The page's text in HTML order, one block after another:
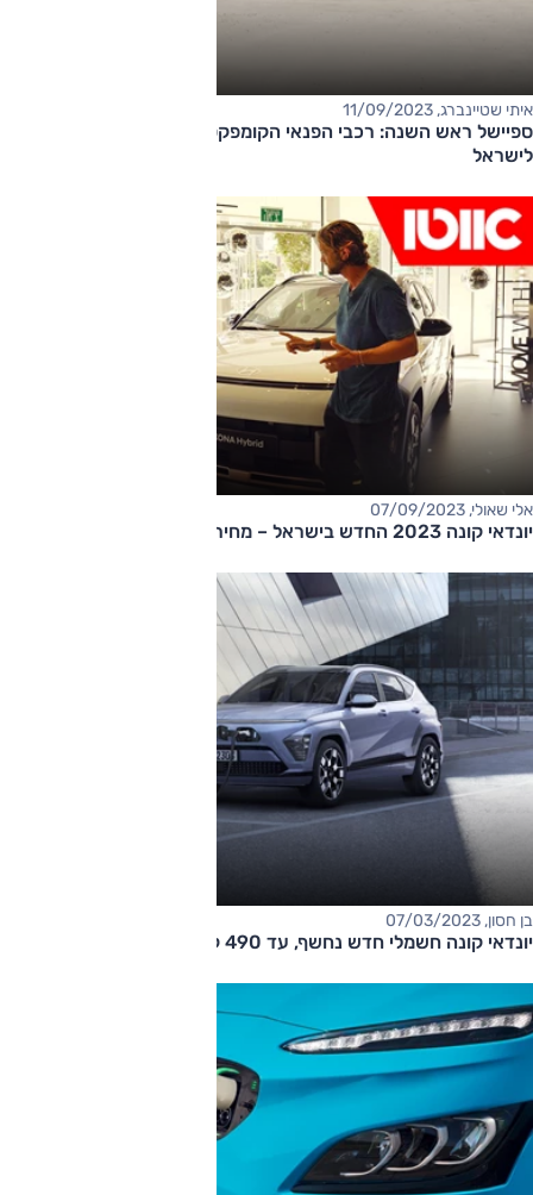
איתי שטיינברג, 11/09/2023
ספיישל ראש השנה: רכבי הפנאי הקומפקטיים שעתידים להגיע
לישראל
אלי שאולי, 07/09/2023
יונדאי קונה 2023 החדש בישראל – מחיר החל מ-145,000 שקלים
בן חסון, 07/03/2023
יונדאי קונה חשמלי חדש נחשף, עד 490 ק"מ